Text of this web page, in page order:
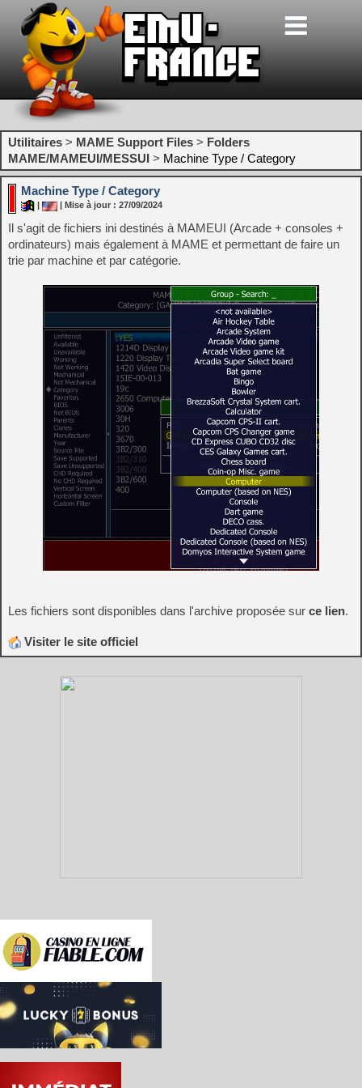
Utilitaires > MAME Support Files > Folders
MAME/MAMEUI/MESSUI > Machine Type / Category
Machine Type / Category
| Mise à jour : 27/09/2024
Il s'agit de fichiers ini destinés à MAMEUI (Arcade + consoles +
ordinateurs) mais également à MAME et permettant de faire un
trie par machine et par catégorie.
Les fichiers sont disponibles dans l'archive proposée sur ce lien.
Visiter le site officiel